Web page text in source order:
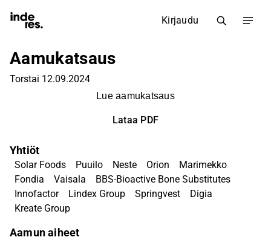
Kirjaudu
Aamukatsaus
Torstai 12.09.2024
Lue aamukatsaus
Lataa PDF
Yhtiöt
Solar Foods Puuilo Neste Orion
Marimekko
Fondia
Vaisala
BBS-Bioactive Bone Substitutes
Innofactor
Lindex Group Springvest
Digia
Kreate Group
Aamun aiheet